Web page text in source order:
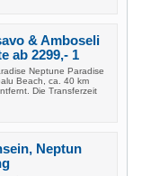
& Amboseli
ab 2299,- 1
Neptune Paradise
Beach, ca. 40 km
Die Transferzeit
Neptun